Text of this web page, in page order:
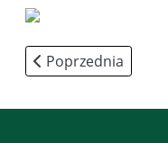
Poprzednia strona:
Poprzednia